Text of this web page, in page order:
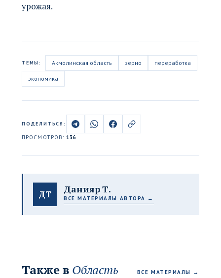
урожая.
ТЕМЫ: Акмолинская область зерно переработка
экономика
ПОДЕЛИТЬСЯ:
ПРОСМОТРОВ:136
ДТ Данияр Т.
ВСЕ МАТЕРИАЛЫ АВТОРА →
Также в Область ВСЕ МАТЕРИАЛЫ →